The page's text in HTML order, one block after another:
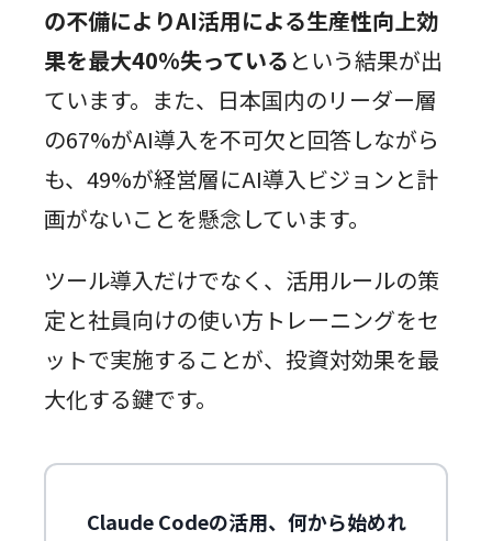
の不備によりAI活用による生産性向上効
果を最大40%失っている という結果が出
ています。また、日本国内のリーダー層
の67%がAI導入を不可欠と回答しながら
も、49%が経営層にAI導入ビジョンと計
画がないことを懸念しています。
ツール導入だけでなく、活用ルールの策
定と社員向けの使い方トレーニングをセ
ットで実施することが、投資対効果を最
大化する鍵です。
Claude Codeの活用、何から始めれ